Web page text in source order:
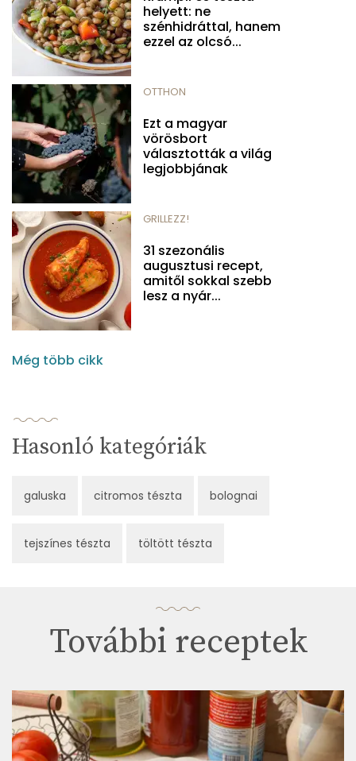
helyett: ne
szénhidráttal, hanem
ezzel az olcsó...
OTTHON
Ezt a magyar
vörösbort
választották a világ
legjobbjának
GRILLEZZ!
31 szezonális
augusztusi recept,
amitől sokkal szebb
lesz a nyár...
Még több cikk
Hasonló kategóriák
galuska citromos tészta bolognai
tejszínes tészta töltött tészta
További receptek